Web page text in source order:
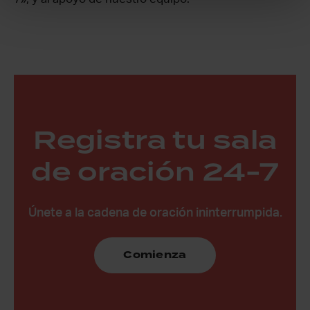
Registra tu sala
de oración 24-7
Únete a la cadena de oración ininterrumpida.
Comienza